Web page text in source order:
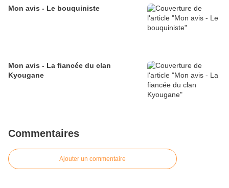
Mon avis - Le bouquiniste
Mon avis - La fiancée du clan
Kyougane
Commentaires
Ajouter un commentaire